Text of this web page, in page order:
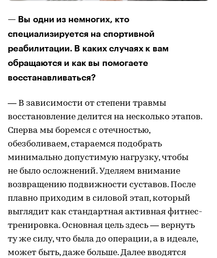
— Вы одни из немногих, кто
специализируется на спортивной
реабилитации. В каких случаях к вам
обращаются и как вы помогаете
восстанавливаться?
— В зависимости от степени травмы
восстановление делится на несколько этапов.
Сперва мы боремся с отечностью,
обезболиваем, стараемся подобрать
минимально допустимую нагрузку, чтобы
не было осложнений. Уделяем внимание
возвращению подвижности суставов. После
плавно приходим в силовой этап, который
выглядит как стандартная активная фитнес-
тренировка. Основная цель здесь — вернуть
ту же силу, что была до операции, а в идеале,
может быть, даже больше. Далее вводятся